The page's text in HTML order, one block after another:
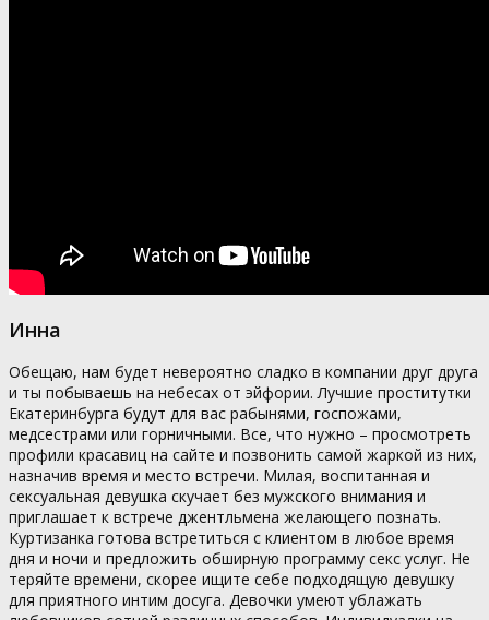
Инна
Обещаю, нам будет невероятно сладко в компании друг друга
и ты побываешь на небесах от эйфории. Лучшие проститутки
Екатеринбурга будут для вас рабынями, госпожами,
медсестрами или горничными. Все, что нужно – просмотреть
профили красавиц на сайте и позвонить самой жаркой из них,
назначив время и место встречи. Милая, воспитанная и
сексуальная девушка скучает без мужского внимания и
приглашает к встрече джентльмена желающего познать.
Куртизанка готова встретиться с клиентом в любое время
дня и ночи и предложить обширную программу секс услуг. Не
теряйте времени, скорее ищите себе подходящую девушку
для приятного интим досуга. Девочки умеют ублажать